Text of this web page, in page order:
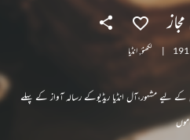
| لکھنؤ,انڈیا
کے لیے مشہور،آل انڈیا ریڈیوکے رسالہ آواز کے پہلے